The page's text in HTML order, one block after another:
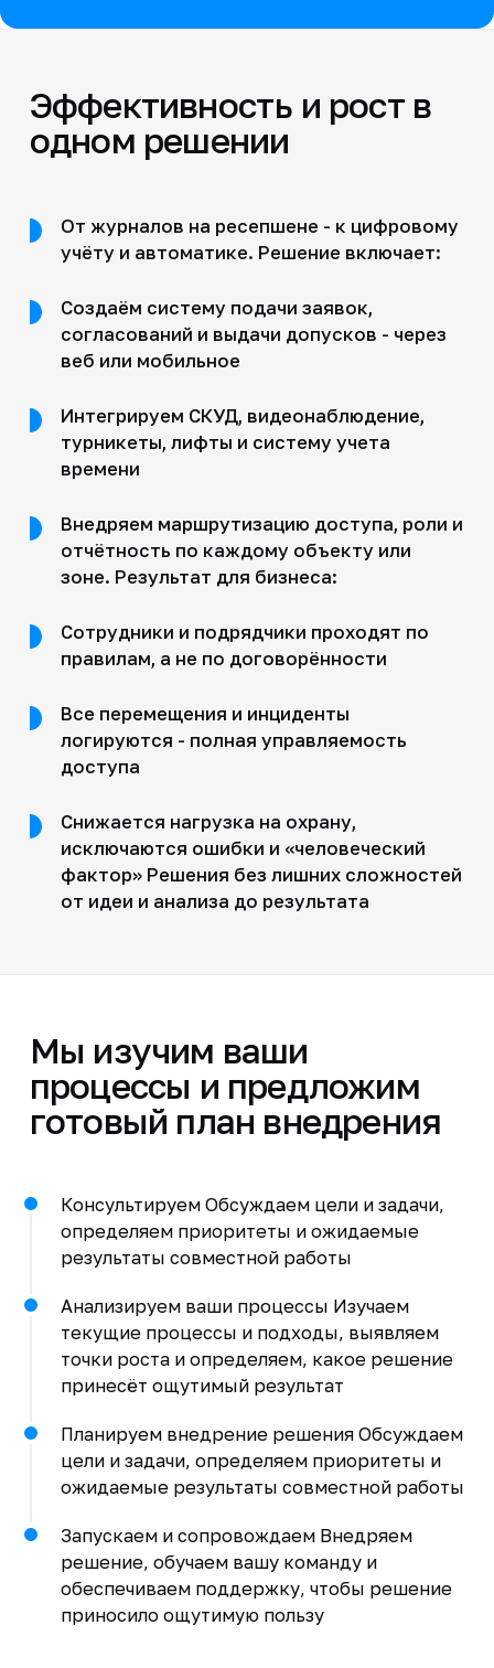
Эффективность и рост в
одном решении
От журналов на ресепшене - к цифровому
учёту и автоматике. Решение включает:
Создаём систему подачи заявок,
согласований и выдачи допусков - через
веб или мобильное
Интегрируем СКУД, видеонаблюдение,
турникеты, лифты и систему учета
времени
Внедряем маршрутизацию доступа, роли и
отчётность по каждому объекту или
зоне. Результат для бизнеса:
Сотрудники и подрядчики проходят по
правилам, а не по договорённости
Все перемещения и инциденты
логируются - полная управляемость
доступа
Снижается нагрузка на охрану,
исключаются ошибки и «человеческий
фактор» Решения без лишних сложностей
от идеи и анализа до результата
Мы изучим ваши
процессы и предложим
готовый план внедрения
Консультируем Обсуждаем цели и задачи,
определяем приоритеты и ожидаемые
результаты совместной работы
Анализируем ваши процессы Изучаем
текущие процессы и подходы, выявляем
точки роста и определяем, какое решение
принесёт ощутимый результат
Планируем внедрение решения Обсуждаем
цели и задачи, определяем приоритеты и
ожидаемые результаты совместной работы
Запускаем и сопровождаем Внедряем
решение, обучаем вашу команду и
обеспечиваем поддержку, чтобы решение
приносило ощутимую пользу